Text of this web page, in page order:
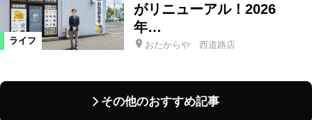
ライフ
がリニューアル！2026
年…
おたからや 西道路店
その他のおすすめ記事